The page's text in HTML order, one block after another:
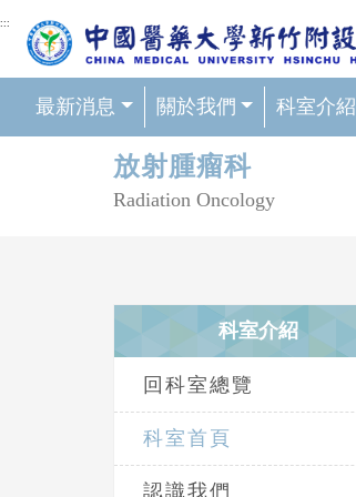
網頁頂端重要消息及連結
:::
最新消息 關於我們 科室介紹
放射腫瘤科
Radiation Oncology
科室介紹
回科室總覽
科室首頁
認識我們